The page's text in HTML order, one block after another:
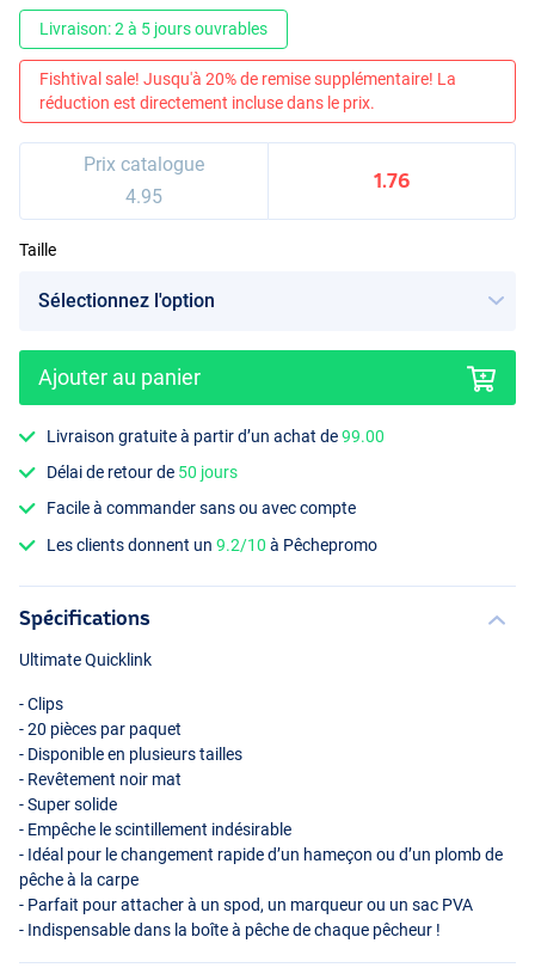
Livraison: 2 à 5 jours ouvrables
Fishtival sale! Jusqu'à 20% de remise supplémentaire! La
réduction est directement incluse dans le prix.
Prix catalogue
4.95
1.76
Taille
Ajouter au panier
Livraison gratuite à partir d’un achat de99.00
Délai de retour de 50 jours
Facile à commander sans ou avec compte
Les clients donnent un9.2/10 à Pêchepromo
Spécifications
Ultimate Quicklink
- Clips
- 20 pièces par paquet
- Disponible en plusieurs tailles
- Revêtement noir mat
- Super solide
- Empêche le scintillement indésirable
- Idéal pour le changement rapide d’un hameçon ou d’un plomb de
pêche à la carpe
- Parfait pour attacher à un spod, un marqueur ou un sac PVA
- Indispensable dans la boîte à pêche de chaque pêcheur !